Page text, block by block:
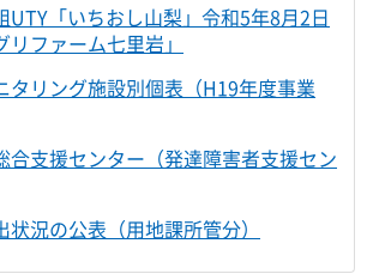
UTY「いちおし山梨」令和5年8月2日
ファーム七里岩」
タリング施設別個表（H19年度事業
合支援センター（発達障害者支援セン
況の公表（用地課所管分）